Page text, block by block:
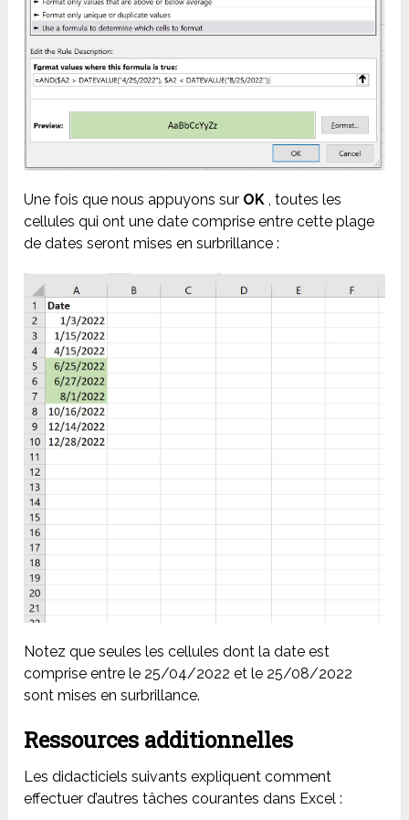
Une fois que nous appuyons sur OK , toutes les
cellules qui ont une date comprise entre cette plage
de dates seront mises en surbrillance :
Notez que seules les cellules dont la date est
comprise entre le 25/04/2022 et le 25/08/2022
sont mises en surbrillance.
Ressources additionnelles
Les didacticiels suivants expliquent comment
effectuer d’autres tâches courantes dans Excel :